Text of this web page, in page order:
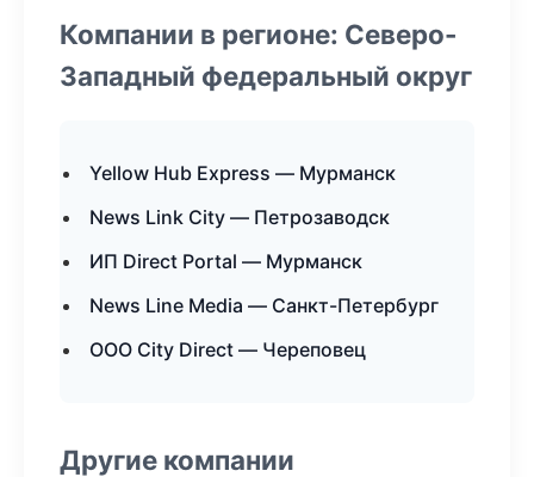
Компании в регионе: Северо-
Западный федеральный округ
Yellow Hub Express — Мурманск
News Link City — Петрозаводск
ИП Direct Portal — Мурманск
News Line Media — Санкт-Петербург
ООО City Direct — Череповец
Другие компании